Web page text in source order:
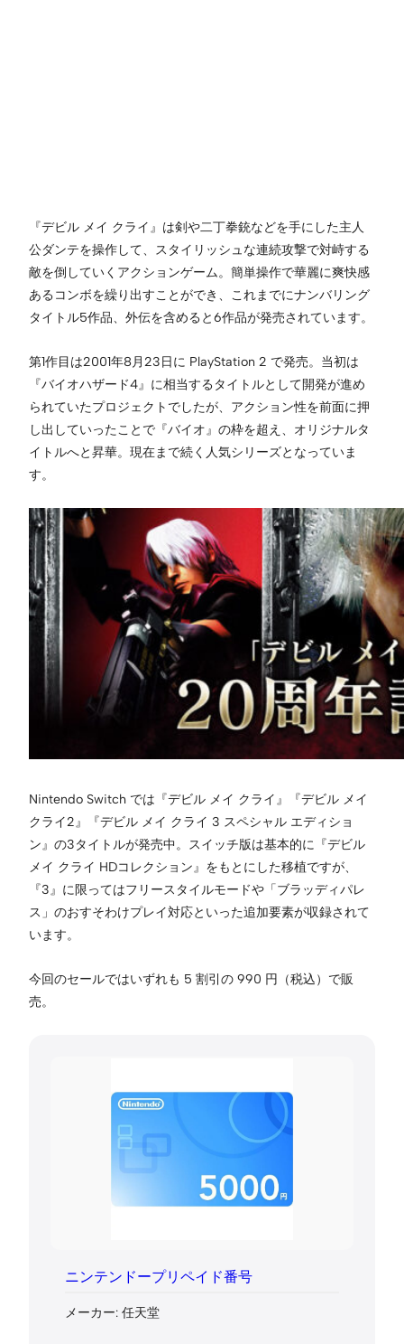
『デビル メイ クライ』は剣や二丁拳銃などを手にした主人
公ダンテを操作して、スタイリッシュな連続攻撃で対峙する
敵を倒していくアクションゲーム。簡単操作で華麗に爽快感
あるコンボを繰り出すことができ、これまでにナンバリング
タイトル5作品、外伝を含めると6作品が発売されています。
第1作目は2001年8月23日に PlayStation 2 で発売。当初は
『バイオハザード4』に相当するタイトルとして開発が進め
られていたプロジェクトでしたが、アクション性を前面に押
し出していったことで『バイオ』の枠を超え、オリジナルタ
イトルへと昇華。現在まで続く人気シリーズとなっていま
す。
Nintendo Switch では『デビル メイ クライ』『デビル メイ
クライ2』『デビル メイ クライ 3 スペシャル エディショ
ン』の3タイトルが発売中。スイッチ版は基本的に『デビル
メイ クライ HDコレクション』をもとにした移植ですが、
『3』に限ってはフリースタイルモードや「ブラッディパレ
ス」のおすそわけプレイ対応といった追加要素が収録されて
います。
今回のセールではいずれも 5 割引の 990 円（税込）で販
売。
ニンテンドープリペイド番号
メーカー: 任天堂